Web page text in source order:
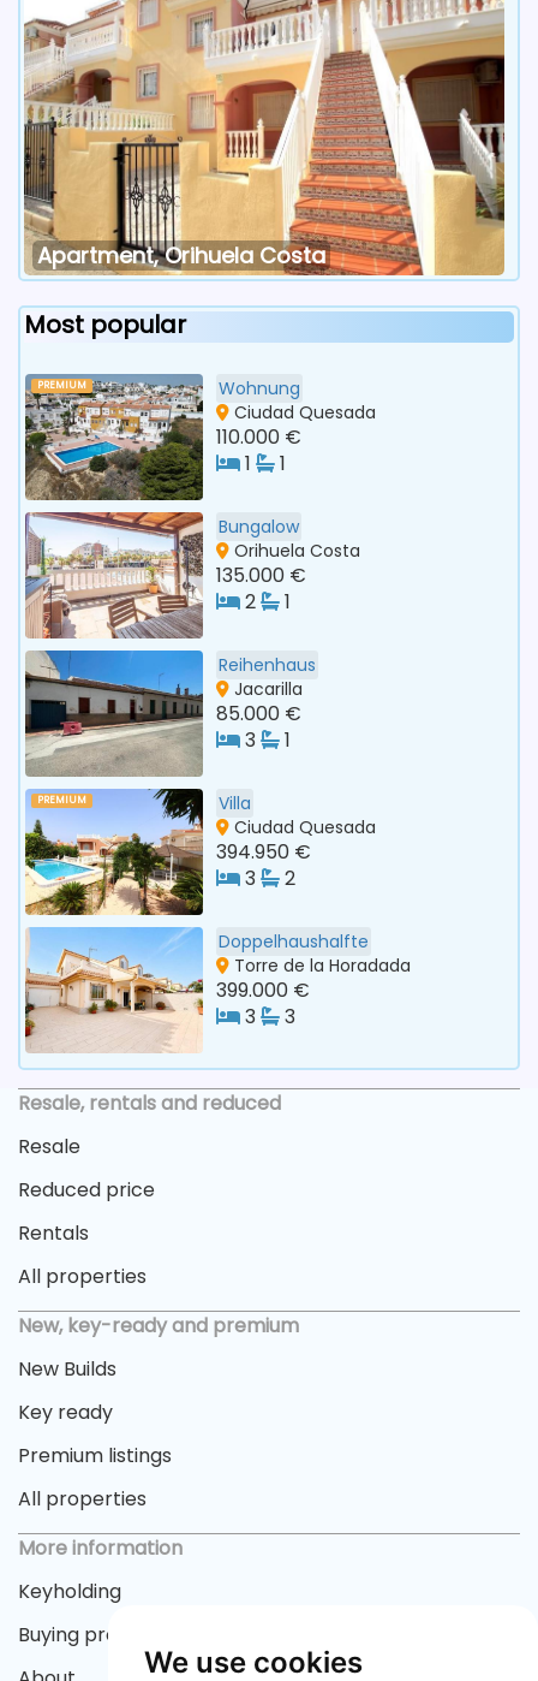
We use cookies
Apartment, Orihuela Costa
Most popular
PREMIUM
Wohnung
Ciudad Quesada
110.000 €
1
1
Bungalow
Orihuela Costa
135.000 €
2
1
Reihenhaus
Jacarilla
85.000 €
3
1
PREMIUM
Villa
Ciudad Quesada
394.950 €
3
2
Doppelhaushalfte
Torre de la Horadada
399.000 €
3
3
Resale, rentals and reduced
Resale
Reduced price
Rentals
All properties
New, key-ready and premium
New Builds
Key ready
Premium listings
All properties
More information
Keyholding
Buying process